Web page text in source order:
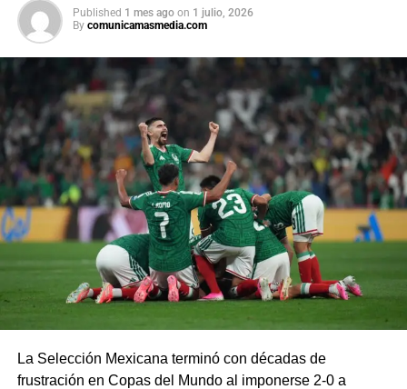
Published 1 mes ago on 1 julio, 2026
By comunicamasmedia.com
La Selección Mexicana terminó con décadas de
frustración en Copas del Mundo al imponerse 2-0 a